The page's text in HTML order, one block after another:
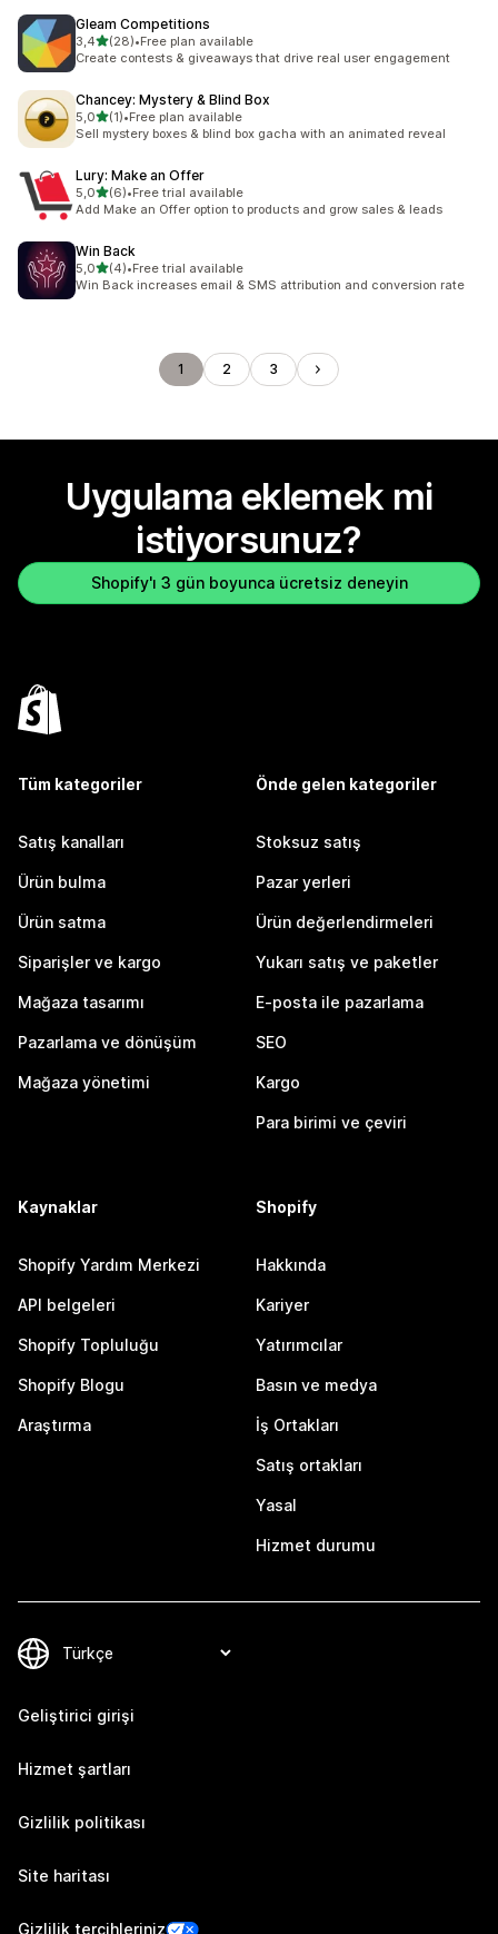
Gleam Competitions
3,45 yıldız üzerinden
(28)
toplam 28 değerlendirme
•Free plan available
Create contests & giveaways that drive real user engagement
Chancey: Mystery & Blind Box
5,05 yıldız üzerinden
(1)
toplam 1 değerlendirme
•Free plan available
Sell mystery boxes & blind box gacha with an animated reveal
Lury: Make an Offer
5,05 yıldız üzerinden
(6)
toplam 6 değerlendirme
•Free trial available
Add Make an Offer option to products and grow sales & leads
Win Back
5,05 yıldız üzerinden
(4)
toplam 4 değerlendirme
•Free trial available
Win Back increases email & SMS attribution and conversion rate
1 2 3
Uygulama eklemek mi
istiyorsunuz?
Shopify'ı 3 gün boyunca ücretsiz deneyin
Tüm kategoriler
Satış kanalları
Ürün bulma
Ürün satma
Siparişler ve kargo
Mağaza tasarımı
Pazarlama ve dönüşüm
Mağaza yönetimi
Önde gelen kategoriler
Stoksuz satış
Pazar yerleri
Ürün değerlendirmeleri
Yukarı satış ve paketler
E-posta ile pazarlama
SEO
Kargo
Para birimi ve çeviri
Kaynaklar
Shopify Yardım Merkezi
API belgeleri
Shopify Topluluğu
Shopify Blogu
Araştırma
Shopify
Hakkında
Kariyer
Yatırımcılar
Basın ve medya
İş Ortakları
Satış ortakları
Yasal
Hizmet durumu
Geliştirici girişi
Hizmet şartları
Gizlilik politikası
Site haritası
Gizlilik tercihleriniz